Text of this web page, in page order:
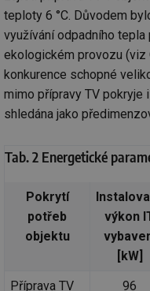
teploty 6 °C. Důvodem
využívání odpadního
ekologickém provozu (viz
konkurence schopné
mimo přípravy TV pokryje
shledána jako
Tab. 2 Energetické
Pokrytí
potřeb
objektu
výkon
[kW]
Příprava TV 96